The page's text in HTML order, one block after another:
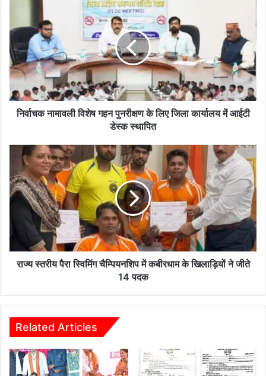
विशेष
पुनरीक्षण
के
लिए
कार्यालय
स्थापित
निर्वाचक नामावली विशेष गहन पुनरीक्षण के लिए जिला कार्यालय में आईटी
डेस्क स्थापित
स्तरीय
पैरा
स्विमिंग
चैम्पियनशिप
कबीरधाम
के
खिलाड़ियों
राज्य स्तरीय पैरा स्विमिंग चैम्पियनशिप में कबीरधाम के खिलाड़ियों ने जीते
14 पदक
Related Articles